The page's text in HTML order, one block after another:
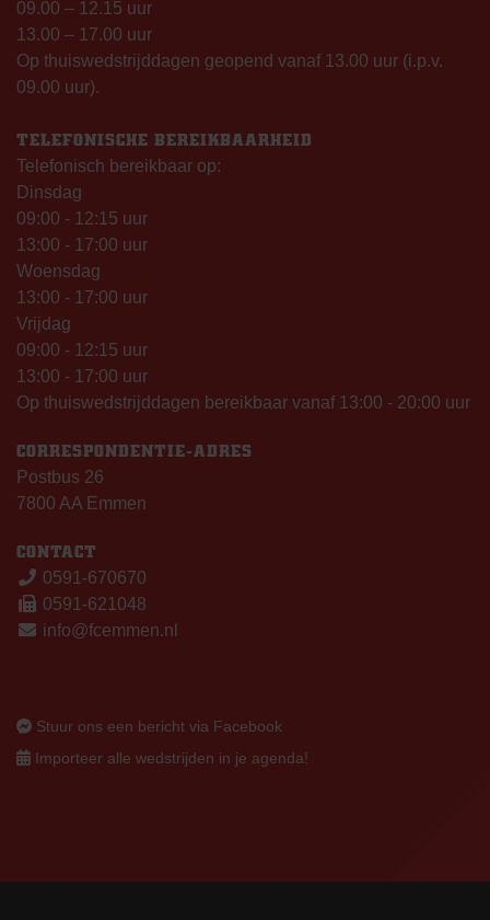
09.00 – 12.15 uur
13.00 – 17.00 uur
Op thuiswedstrijddagen geopend vanaf 13.00 uur (i.p.v.
09.00 uur).
TELEFONISCHE BEREIKBAARHEID
Telefonisch bereikbaar op:
Dinsdag
09:00 - 12:15 uur
13:00 - 17:00 uur
Woensdag
13:00 - 17:00 uur
Vrijdag
09:00 - 12:15 uur
13:00 - 17:00 uur
Op thuiswedstrijddagen bereikbaar vanaf 13:00 - 20:00 uur
CORRESPONDENTIE-ADRES
Postbus 26
7800 AA Emmen
CONTACT
0591-670670
0591-621048
info@fcemmen.nl
Stuur ons een bericht via Facebook
Importeer alle wedstrijden in je agenda!